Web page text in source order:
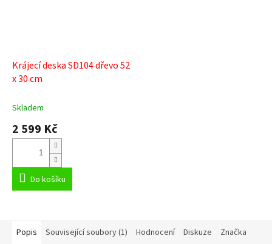
Krájecí deska SD104 dřevo 52
x 30 cm
Skladem
2 599 Kč
Do košíku
Popis Související soubory (1) Hodnocení Diskuze Značka